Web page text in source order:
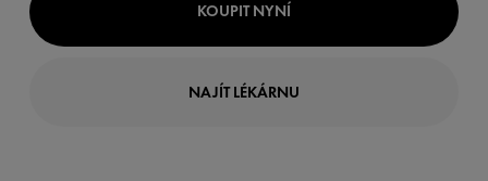
KOUPIT NYNÍ
NAJÍT LÉKÁRNU